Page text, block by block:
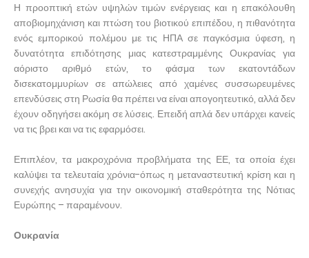
Η προοπτική ετών υψηλών τιμών ενέργειας και η επακόλουθη
αποβιομηχάνιση και πτώση του βιοτικού επιπέδου, η πιθανότητα
ενός εμπορικού πολέμου με τις ΗΠΑ σε παγκόσμια ύφεση, η
δυνατότητα επιδότησης μιας κατεστραμμένης Ουκρανίας για
αόριστο αριθμό ετών, το φάσμα των εκατοντάδων
δισεκατομμυρίων σε απώλειες από χαμένες συσσωρευμένες
επενδύσεις στη Ρωσία θα πρέπει να είναι απογοητευτικό, αλλά δεν
έχουν οδηγήσει ακόμη σε λύσεις. Επειδή απλά δεν υπάρχει κανείς
να τις βρει και να τις εφαρμόσει.
Επιπλέον, τα μακροχρόνια προβλήματα της ΕΕ, τα οποία έχει
καλύψει τα τελευταία χρόνια-όπως η μεταναστευτική κρίση και η
συνεχής ανησυχία για την οικονομική σταθερότητα της Νότιας
Ευρώπης – παραμένουν.
Ουκρανία